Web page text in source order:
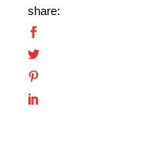
share: